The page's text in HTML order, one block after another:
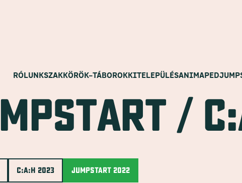
RÓLUNKSZAKKÖRÖK–TÁBOROKKITELEPÜLÉSANIMAPED
mpstart/ c:
C:A:H 2023 JUMPSTART 2022